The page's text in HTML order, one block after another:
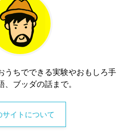
うちでできる実験やおもしろ手
ブッダの話まで。
サイトについて